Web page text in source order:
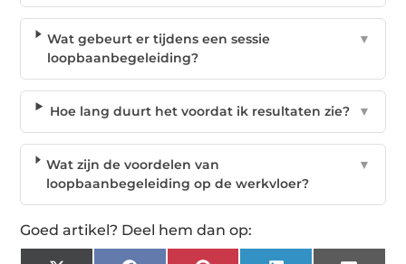
Wat gebeurt er tijdens een sessie
loopbaanbegeleiding?
▼
Hoe lang duurt het voordat ik resultaten zie? ▼
Wat zijn de voordelen van
loopbaanbegeleiding op de werkvloer?
▼
Goed artikel? Deel hem dan op: